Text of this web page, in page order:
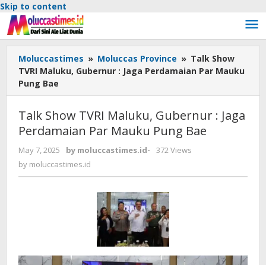
Skip to content
Moluccastimes » Moluccas Province » Talk Show
TVRI Maluku, Gubernur : Jaga Perdamaian Par Mauku
Pung Bae
Talk Show TVRI Maluku, Gubernur : Jaga
Perdamaian Par Mauku Pung Bae
May 7, 2025 by moluccastimes.id-
372 Views
by moluccastimes.id